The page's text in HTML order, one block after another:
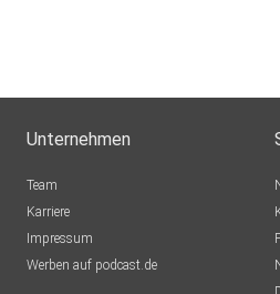
Unternehmen
Team
Karriere
Impressum
Werben auf podcast.de